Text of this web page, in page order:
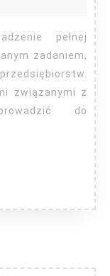
zadaniem,
związanymi z
do